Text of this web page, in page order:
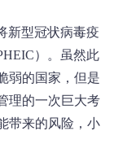
新型冠状病毒疫
）。虽然此
弱的国家，但是
理的一次巨大考
带来的风险，小